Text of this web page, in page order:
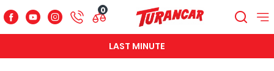
0
LAST MINUTE